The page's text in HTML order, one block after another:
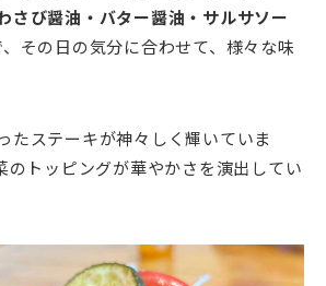
さび醤油・バター醤油・サルサソー
その日の気分に合わせて、様々な味
たステーキが神々しく輝いていま
トッピングが華やかさを演出してい